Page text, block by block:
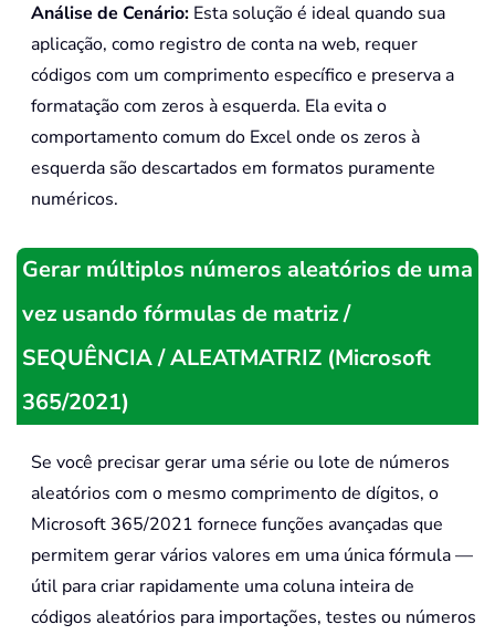
Análise de Cenário: Esta solução é ideal quando sua
aplicação, como registro de conta na web, requer
códigos com um comprimento específico e preserva a
formatação com zeros à esquerda. Ela evita o
comportamento comum do Excel onde os zeros à
esquerda são descartados em formatos puramente
numéricos.
Gerar múltiplos números aleatórios de uma
vez usando fórmulas de matriz /
SEQUÊNCIA / ALEATMATRIZ (Microsoft
365/2021)
Se você precisar gerar uma série ou lote de números
aleatórios com o mesmo comprimento de dígitos, o
Microsoft 365/2021 fornece funções avançadas que
permitem gerar vários valores em uma única fórmula —
útil para criar rapidamente uma coluna inteira de
códigos aleatórios para importações, testes ou números